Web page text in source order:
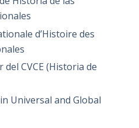
d’Histoire des
CVCE (Historia de
Universal and Global